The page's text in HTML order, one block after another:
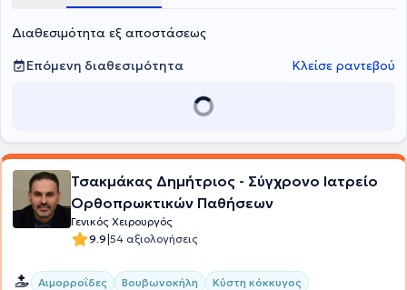
Διαθεσιμότητα εξ αποστάσεως
Επόμενη διαθεσιμότητα
Κλείσε ραντεβού
Τσακμάκας Δημήτριος - Σύγχρονο Ιατρείο
Ορθοπρωκτικών Παθήσεων
Γενικός Χειρουργός
9.9|54 αξιολογήσεις
Αιμορροΐδες Βουβωνοκήλη
Κύστη κόκκυγος